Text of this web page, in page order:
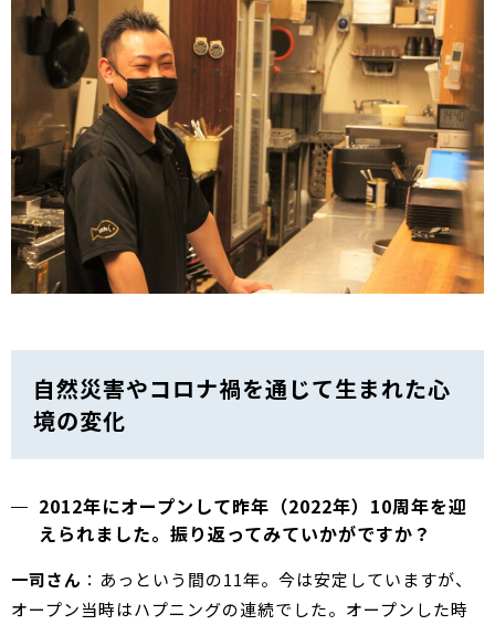
自然災害やコロナ禍を通じて生まれた心
境の変化
2012年にオープンして昨年（2022年）10周年を迎
えられました。振り返ってみていかがですか？
一司さん ：あっという間の11年。今は安定していますが、
オープン当時はハプニングの連続でした。オープンした時